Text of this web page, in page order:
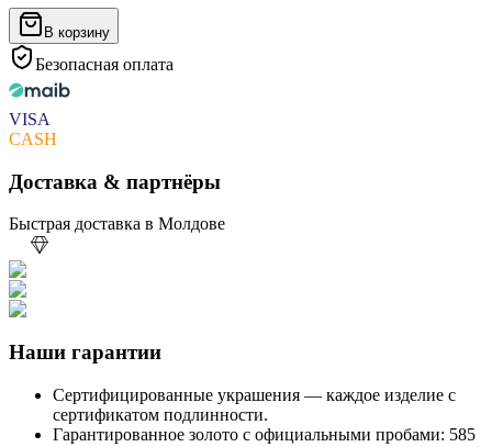
В корзину
Безопасная оплата
VISA
CASH
Доставка & партнёры
Быстрая доставка в Молдове
Наши гарантии
Сертифицированные украшения — каждое изделие с
сертификатом подлинности.
Гарантированное золото с официальными пробами: 585